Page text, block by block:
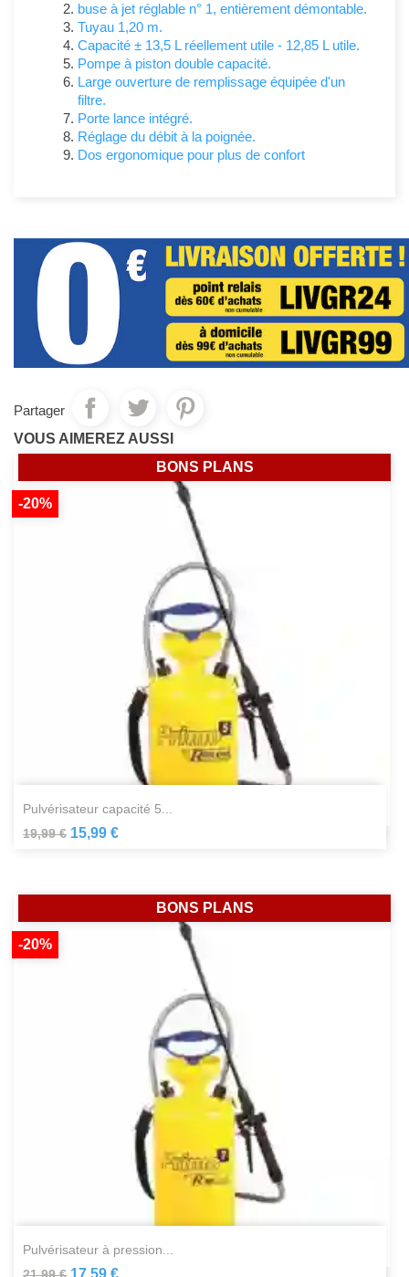
buse à jet réglable n° 1, entièrement démontable.
Tuyau 1,20 m.
Capacité ± 13,5 L réellement utile - 12,85 L utile.
Pompe à piston double capacité.
Large ouverture de remplissage équipée d'un
filtre.
Porte lance intégré.
Réglage du débit à la poignée.
Dos ergonomique pour plus de confort
Partager
VOUS AIMEREZ AUSSI
pulvérisateur capacité 5...
19,99 €
-20%
15,99 €
BONS PLANS
pulvérisateur à pression...
-20%
BONS PLANS